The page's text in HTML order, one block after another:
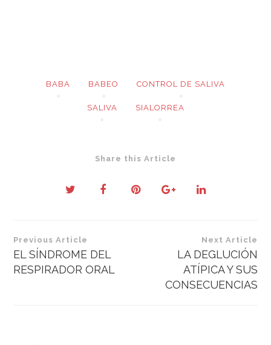
BABA BABEO CONTROL DE SALIVA
SALIVA SIALORREA
Share this Article
Navegación
de
Previous Article
EL SÍNDROME DEL
RESPIRADOR ORAL
Next Article
LA DEGLUCIÓN
ATÍPICA Y SUS
CONSECUENCIAS